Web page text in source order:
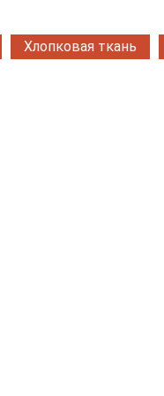
Хлопковая ткань